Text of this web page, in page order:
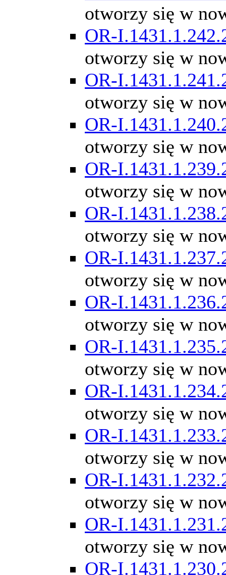
otworzy się w
OR-
otworzy się w
OR-
otworzy się w
OR-
otworzy się w
OR-
otworzy się w
OR-
otworzy się w
OR-
otworzy się w
OR-
otworzy się w
OR-
otworzy się w
OR-
otworzy się w
OR-
otworzy się w
OR-
otworzy się w
OR-
otworzy się w
OR-